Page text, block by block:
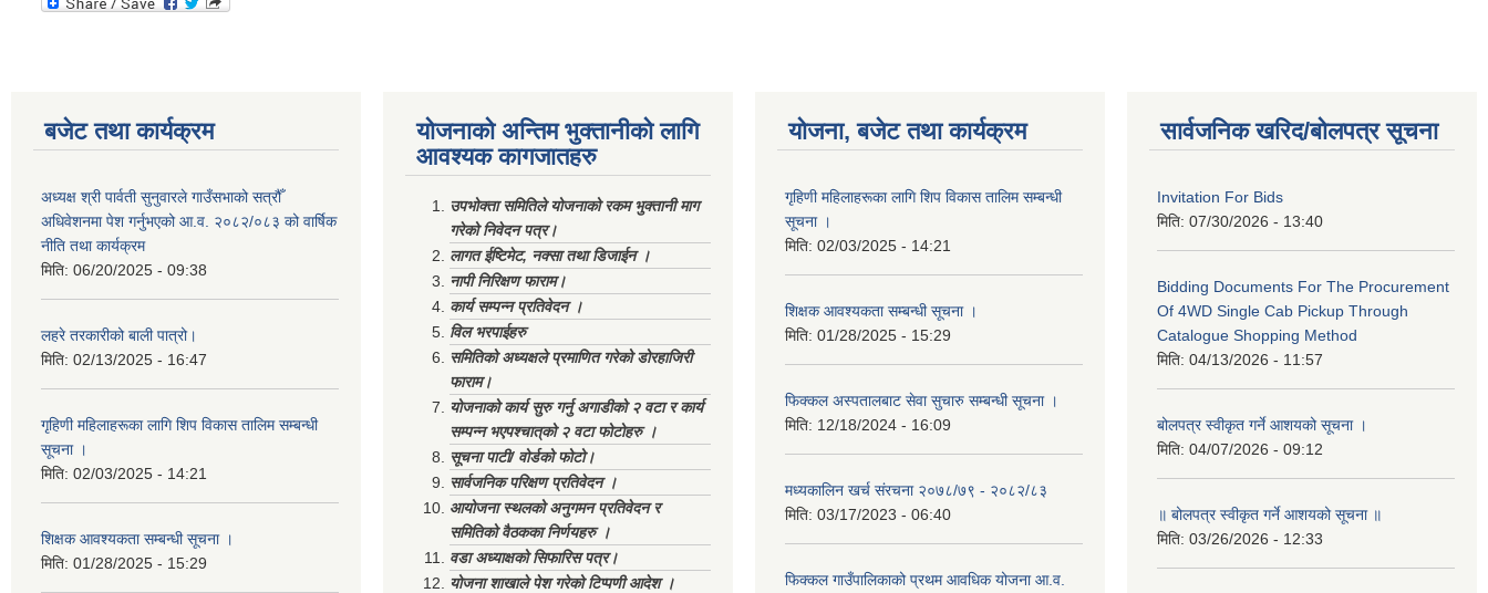
बजेट तथा कार्यक्रम
अध्यक्ष श्री पार्वती सुनुवारले गाउँसभाको सत्रौँ
अधिवेशनमा पेश गर्नुभएको आ.व. २०८२/०८३ को वार्षिक
नीति तथा कार्यक्रम
मिति: 06/20/2025 - 09:38
लहरे तरकारीको बाली पात्रो।
मिति: 02/13/2025 - 16:47
गृहिणी महिलाहरूका लागि शिप विकास तालिम सम्बन्धी
सूचना ‌।
मिति: 02/03/2025 - 14:21
शिक्षक आवश्यकता सम्बन्धी सूचना ।
मिति: 01/28/2025 - 15:29
योजनाको अन्तिम भुक्तानीको लागि
आवश्यक कागजातहरु
उपभोक्ता समितिले योजनाको रकम भुक्तानी माग
गरेको निवेदन पत्र।
लागत ईष्टिमेट, नक्सा तथा डिजाईन ।
नापी निरिक्षण फाराम।
कार्य सम्पन्न प्रतिवेदन ।
विल भरपाईहरु
समितिको अध्यक्षले प्रमाणित गरेको डोरहाजिरी
फाराम।
योजनाको कार्य सुरु गर्नु अगाडीको २ वटा र कार्य
सम्पन्न भएपश्चात्‌को २ वटा फोटोहरु ।
सूचना पाटी/ वोर्डको फोटो।
सार्वजनिक परिक्षण प्रतिवेदन ।
आयोजना स्थलको अनुगमन प्रतिवेदन र
समितिको वैठकका निर्णयहरु ।
वडा अध्याक्षको सिफारिस पत्र।
योजना शाखाले पेश गरेको टिप्पणी आदेश ।
योजना, बजेट तथा कार्यक्रम
गृहिणी महिलाहरूका लागि शिप विकास तालिम सम्बन्धी
सूचना ‌।
मिति: 02/03/2025 - 14:21
शिक्षक आवश्यकता सम्बन्धी सूचना ।
मिति: 01/28/2025 - 15:29
फिक्कल अस्पतालबाट सेवा सुचारु सम्बन्धी सूचना ।
मिति: 12/18/2024 - 16:09
मध्यकालिन खर्च संरचना २०७८/७९ - २०८२/८३
मिति: 03/17/2023 - 06:40
फिक्कल गाउँपालिकाको प्रथम आवधिक योजना आ.व.
सार्वजनिक खरिद/बोलपत्र सूचना
Invitation For Bids
मिति: 07/30/2026 - 13:40
Bidding Documents For The Procurement
Of 4WD Single Cab Pickup Through
Catalogue Shopping Method
मिति: 04/13/2026 - 11:57
बोलपत्र स्वीकृत गर्ने आशयको सूचना ।
मिति: 04/07/2026 - 09:12
॥ बोलपत्र स्वीकृत गर्ने आशयको सूचना ॥
मिति: 03/26/2026 - 12:33